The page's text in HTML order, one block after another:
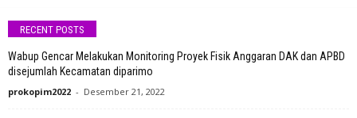
RECENT POSTS
Wabup Gencar Melakukan Monitoring Proyek Fisik Anggaran DAK dan APBD
disejumlah Kecamatan diparimo
prokopim2022 - Desember 21, 2022